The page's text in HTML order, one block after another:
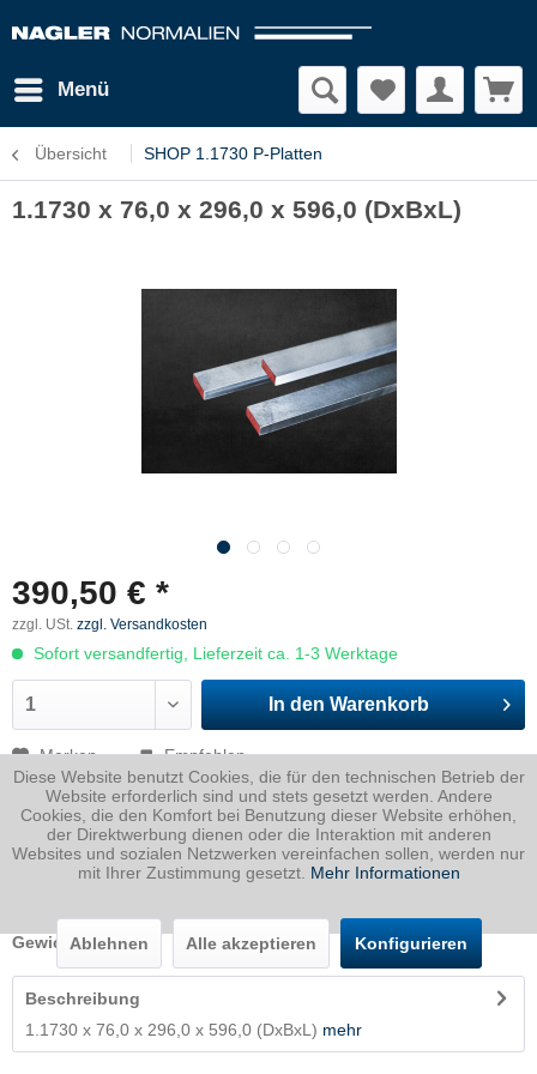
Menü
Übersicht SHOP 1.1730 P-Platten
1.1730 x 76,0 x 296,0 x 596,0 (DxBxL)
390,50 € *
zzgl. USt. zzgl. Versandkosten
Sofort versandfertig, Lieferzeit ca. 1-3 Werktage
In den Warenkorb
Merken Empfehlen
Artikel-Nr.: 1730076029600596P
Dicke
76 mm
296 mm
Gewicht 105.25Kg
Beschreibung
1.1730 x 76,0 x 296,0 x 596,0 (DxBxL) mehr
Diese Website benutzt Cookies, die für den technischen Betrieb der
Website erforderlich sind und stets gesetzt werden. Andere
Cookies, die den Komfort bei Benutzung dieser Website erhöhen,
der Direktwerbung dienen oder die Interaktion mit anderen
Websites und sozialen Netzwerken vereinfachen sollen, werden nur
mit Ihrer Zustimmung gesetzt. Mehr Informationen
Ablehnen Alle akzeptieren Konfigurieren